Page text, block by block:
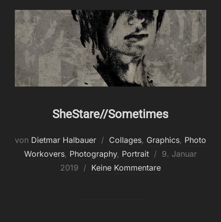
SheStare//Sometimes
von Dietmar Halbauer Collages, Graphics, Photo
Workovers, Photography, Portrait
Veröffentlicht
9. Januar
2019
Keine Kommentare